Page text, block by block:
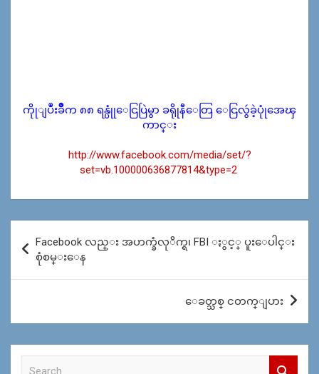
ကိုုျပဳံးခ်ဳိက ၈၈ ရန္ပုုံေငြပြဲမွာ ခရိုုနီေတြ ေငြလွဴခဲ့ပုုံအေၾ
ကာင္း
http://www.facebook.com/media/set/?
set=vb.100000636877814&type=2
navigation
Facebook လည္း အဟက္ခံလုိက္ရ၊ FBI ႏွင့္ ပူးေပါင္း
စုံစမ္းေန
ေခတ္သစ္ ငတက္ျပား